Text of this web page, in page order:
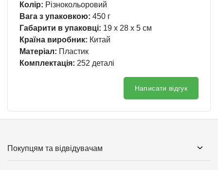
Колір: Різнокольоровий
Вага з упаковкою: 450 г
Габарити в упаковці: 19 x 28 x 5 см
Країна виробник: Китай
Матеріал: Пластик
Комплектація: 252 деталі
Написати відгук
Покупцям та відвідувачам